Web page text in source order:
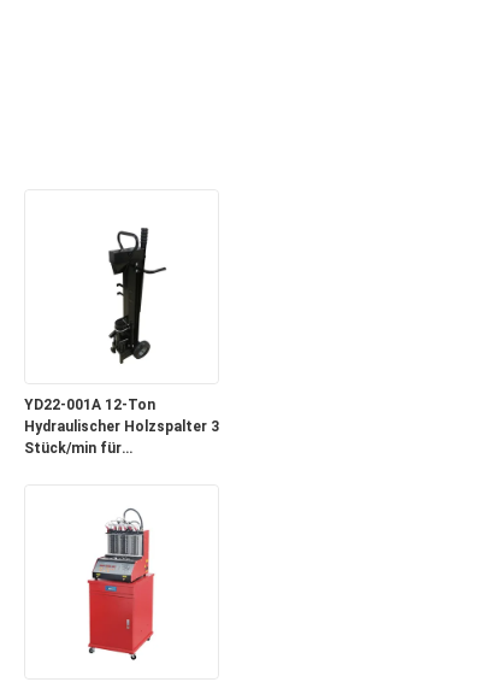
YD22-001A 12-Ton
Hydraulischer Holzspalter 3
Stück/min für